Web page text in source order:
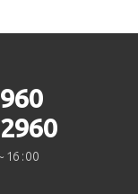
16 : 00